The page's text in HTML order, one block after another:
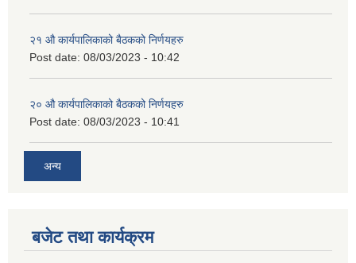
२‍१ औ कार्यपालिकाको बैठकको निर्णयहरु
Post date: 08/03/2023 - 10:42
२‍० औ कार्यपालिकाको बैठकको निर्णयहरु
Post date: 08/03/2023 - 10:41
अन्य
बजेट तथा कार्यक्रम